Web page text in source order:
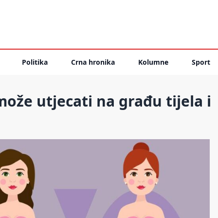
Politika Crna hronika Kolumne Sport
utjecati na građu tijela i